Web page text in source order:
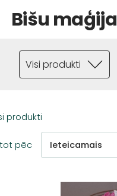
Bišu maģija
Visi produkti
produkti
pēc